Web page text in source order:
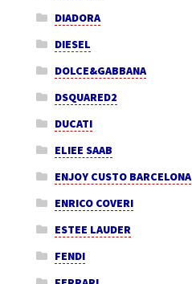
DIADORA
DIESEL
DOLCE&GABBANA
DSQUARED2
DUCATI
ELIEE SAAB
ENJOY CUSTO BARCELONA
ENRICO COVERI
ESTEE LAUDER
FENDI